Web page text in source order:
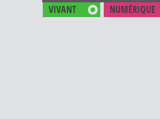
VIVANT NUMÉRIQUE